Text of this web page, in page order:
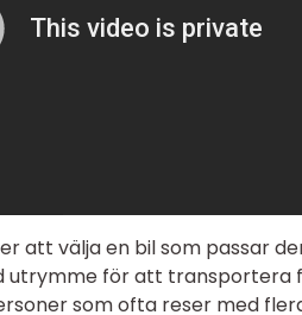
att välja en bil som passar
utrymme för att transportera
som ofta reser med